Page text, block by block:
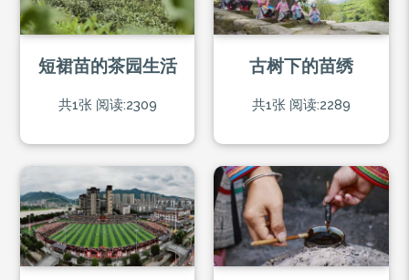
短裙苗的茶园生活
共1张 阅读:2309
古树下的苗绣
共1张 阅读:2289